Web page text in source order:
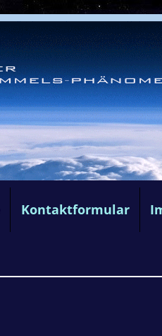
Kontaktformular